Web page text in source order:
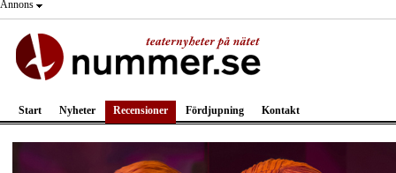
Annons
Start Nyheter Recensioner Fördjupning Kontakt